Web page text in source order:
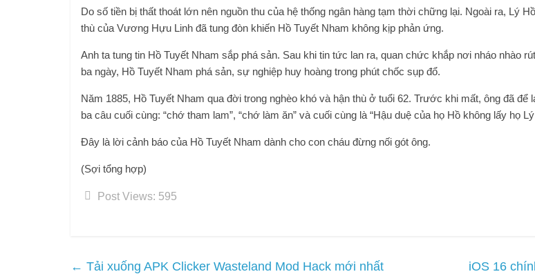
Do số tiền bị thất thoát lớn nên nguồn thu của hệ thống ngân hàng tạm thời chững lại. Ngoài ra, Lý
thù của Vương Hựu Linh đã tung đòn khiến Hồ Tuyết Nham không kịp phản ứng.
Anh ta tung tin Hồ Tuyết Nham sắp phá sản. Sau khi tin tức lan ra, quan chức khắp nơi nháo nhào
ba ngày, Hồ Tuyết Nham phá sản, sự nghiệp huy hoàng trong phút chốc sụp đổ.
Năm 1885, Hồ Tuyết Nham qua đời trong nghèo khó và hận thù ở tuổi 62. Trước khi mất, ông đã để
ba câu cuối cùng: “chớ tham lam”, “chớ làm ăn” và cuối cùng là “Hậu duệ của họ Hồ không lấy họ Lý
Đây là lời cảnh báo của Hồ Tuyết Nham dành cho con cháu đừng nối gót ông.
(Sợi tổng hợp)
Post Views: 595
← Tải xuống APK Clicker Wasteland Mod Hack mới nhất iOS 16